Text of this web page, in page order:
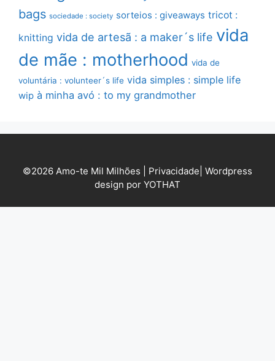
bags sociedade : society sorteios : giveaways tricot :
knitting vida de artesã : a maker´s life vida
de mãe : motherhood vida de
voluntária : volunteer´s life vida simples : simple life
wip à minha avó : to my grandmother
©2026 Amo-te Mil Milhões | Privacidade Wordpress
design por YOTHAT